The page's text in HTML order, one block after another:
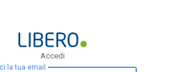
Accedi
la tua email